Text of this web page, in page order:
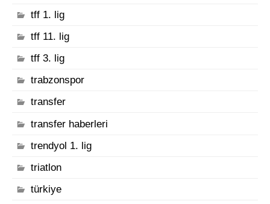
tff 1. lig
tff 11. lig
tff 3. lig
trabzonspor
transfer
transfer haberleri
trendyol 1. lig
triatlon
türkiye